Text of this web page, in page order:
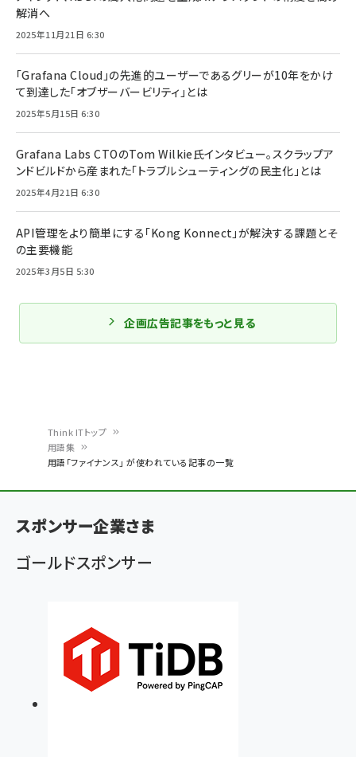
ン
く
ず
Think ITトップ
用語集
用語「ファイナンス」 が使われている記事の一覧
解消へ
2025年11月21日 6:30
「Grafana Cloud」の先進的ユーザーであるグリーが10年をかけ
て到達した「オブザーバービリティ」とは
2025年5月15日 6:30
Grafana Labs CTOのTom Wilkie氏インタビュー。スクラップア
ンドビルドから産まれた「トラブルシューティングの民主化」とは
2025年4月21日 6:30
API管理をより簡単にする「Kong Konnect」が解決する課題とそ
の主要機能
2025年3月5日 5:30
企画広告記事をもっと見る
スポンサー企業さま
ゴールドスポンサー